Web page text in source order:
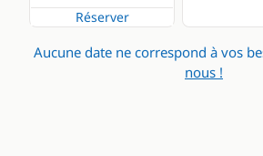
Cuisine
Cuisinière
Réserver
Aucune date ne correspond à vos
nous !